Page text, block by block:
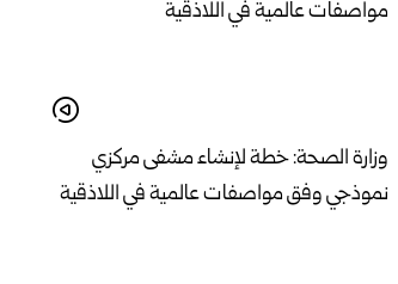
وزارة الصحة: خطة لإنشاء مشفى مركزي
نموذجي وفق مواصفات عالمية في اللاذقية